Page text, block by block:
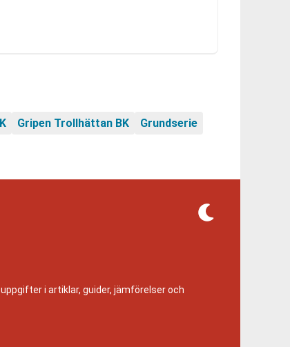
Gripen Trollhättan BK
Grundserie
i artiklar, guider, jämförelser och